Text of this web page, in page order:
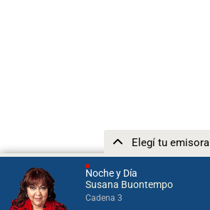
Noche y Día
Susana Buontempo
Cadena 3
Elegí tu emisora